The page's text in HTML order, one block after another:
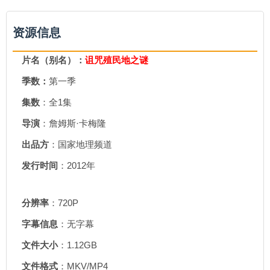
资源信息
片名（别名）： 诅咒殖民地之谜
季数： 第一季
集数 ：全1集
导演 ：詹姆斯·卡梅隆
出品方 ：国家地理频道
发行时间 ：2012年
分辨率 ：720P
字幕信息 ：无字幕
文件大小：1.12GB
文件格式 ：MKV/MP4